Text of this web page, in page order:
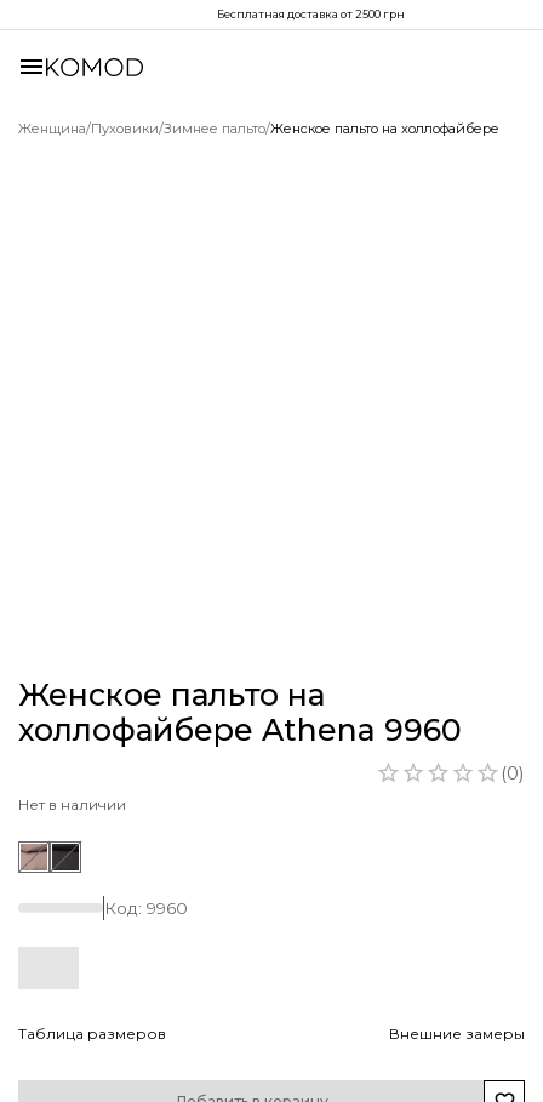
Бесплатная доставка от 2500 грн
Женщина/Пуховики/Зимнее пальто/Женское пальто на холлофайбере
Женское пальто на
холлофайбере Athena 9960
(0)
Нет в наличии
Код: 9960
Таблица размеров Внешние замеры